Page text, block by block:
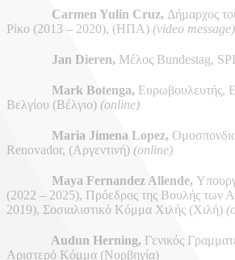
Carmen Yulin Cruz, Δήμαρχος
Ρίκο (2013 – 2020), (ΗΠΑ) (video message)
Jan Dieren, Μέλος Bundestag,
Mark Botenga, Ευρωβουλευτής,
Βελγίου (Βέλγιο) (online)
Maria Jimena Lopez,
Renovador, (Αργεντινή) (online)
Maya Fernandez Allende,
(2022 – 2025), Πρόεδρος της Βουλής των
2019), Σοσιαλιστικό Κόμμα Χιλής (Χιλή)
Audun Herning, Γενικός
Αριστερό Κόμμα (Νορβηγία)